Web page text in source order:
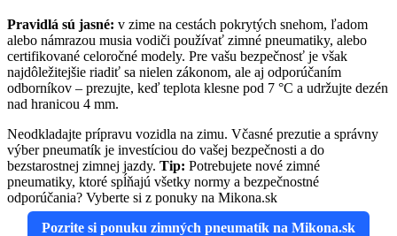
Pravidlá sú jasné: v zime na cestách pokrytých snehom, ľadom
alebo námrazou musia vodiči používať zimné pneumatiky, alebo
certifikované celoročné modely. Pre vašu bezpečnosť je však
najdôležitejšie riadiť sa nielen zákonom, ale aj odporúčaním
odborníkov – prezujte, keď teplota klesne pod 7 °C a udržujte dezén
nad hranicou 4 mm.
Neodkladajte prípravu vozidla na zimu. Včasné prezutie a správny
výber pneumatík je investíciou do vašej bezpečnosti a do
bezstarostnej zimnej jazdy. Tip: Potrebujete nové zimné
pneumatiky, ktoré spĺňajú všetky normy a bezpečnostné
odporúčania? Vyberte si z ponuky na Mikona.sk
Pozrite si ponuku zimných pneumatík na Mikona.sk